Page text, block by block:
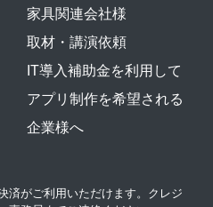
家具関連会社様
取材・講演依頼
IT導入補助金を利用して
アプリ制作を希望される
企業様へ
済がご利用いただけます。クレジ